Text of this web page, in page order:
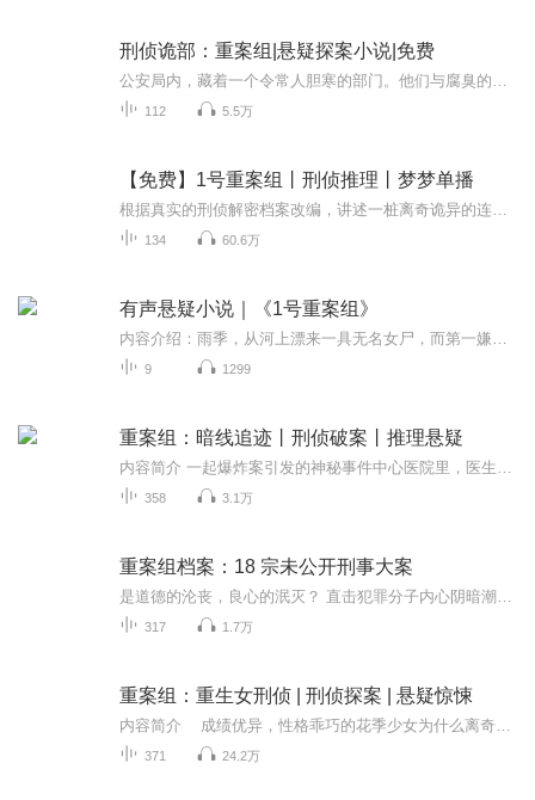
刑侦诡部：重案组|悬疑探案小说|免费
112 5.5万
【免费】1号重案组丨刑侦推理丨梦梦单播
134 60.6万
有声悬疑小说｜《1号重案组》
9 1299
重案组：暗线追迹丨刑侦破案丨推理悬疑
358 3.1万
重案组档案：18 宗未公开刑事大案
317 1.7万
重案组：重生女刑侦 | 刑侦探案 | 悬疑惊悚
371 24.2万